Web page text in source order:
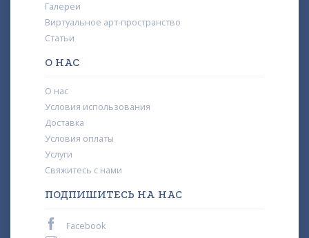
Галереи
Виртуальное арт-пространство
Статьи
О НАС
О нас
Условия использования
Доставка
Условия оплаты
Услуги
Свяжитесь с нами
ПОДПИШИТЕСЬ НА НАС
Facebook